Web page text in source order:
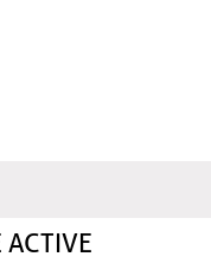
ACTIVE